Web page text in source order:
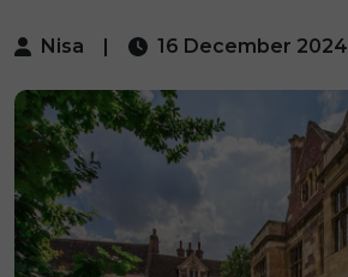
Nisa | 16 December 2024